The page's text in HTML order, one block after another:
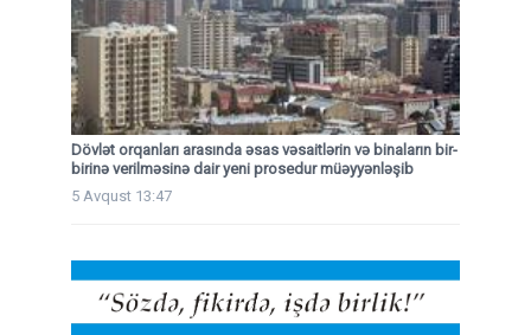
Dövlət orqanları arasında əsas vəsaitlərin və binaların bir-
birinə verilməsinə dair yeni prosedur müəyyənləşib
5 Avqust 13:47